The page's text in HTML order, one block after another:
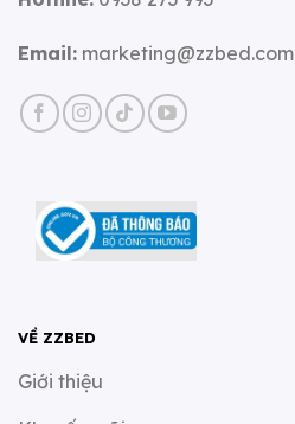
Email: marketing@zzbed.com
VỀ ZZBED
Giới thiệu